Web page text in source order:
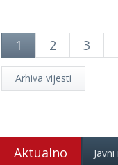
1 2 3
Arhiva vijesti
Aktualno